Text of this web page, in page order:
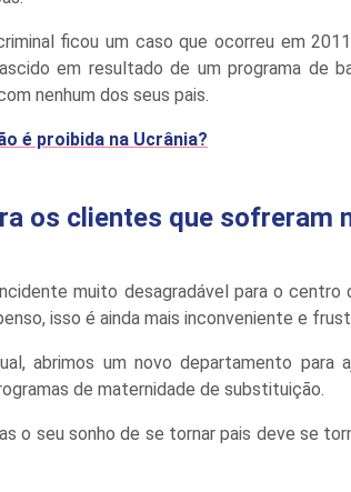
ficou um caso que ocorreu em
em resultado de um programa de
nenhum dos seus pais.
é proibida na Ucrânia?
os clientes que sofreram
muito desagradável para o centro
isso é ainda mais inconveniente e
abrimos um novo departamento para
de maternidade de substituição.
o seu sonho de se tornar pais deve se